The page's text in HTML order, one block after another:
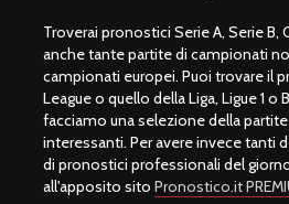
Troverai pronostici Serie A, Serie B,
anche tante partite di campionati
campionati europei. Puoi trovare il
League o quello della Liga, Ligue 1 o
facciamo una selezione della
interessanti. Per avere invece tanti
di pronostici professionali del
all'apposito sito Pronostico.it